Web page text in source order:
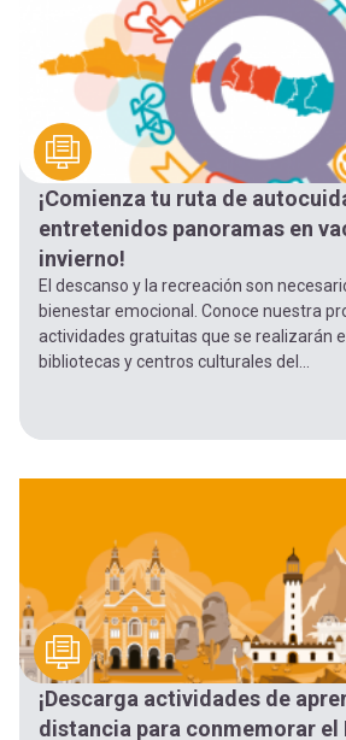
¡Comienza tu ruta de
entretenidos panoramas en
invierno!
El descanso y la recreación son
bienestar emocional. Conoce nuestra
actividades gratuitas que se realizarán
bibliotecas y centros culturales del...
¡Descarga actividades de
distancia para conmemorar el